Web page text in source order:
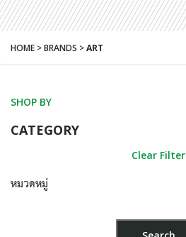
HOME > BRANDS >ART
SHOP BY
CATEGORY
Clear Filter
หมวดหมู่